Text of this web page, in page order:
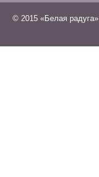
© 2015 «Белая радуга»